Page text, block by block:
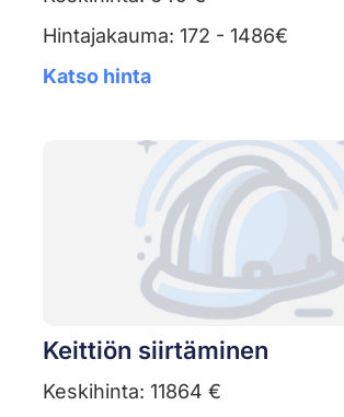
Hintajakauma: 172 - 1486€
Katso hinta
Keittiön siirtäminen
Keskihinta: 11864 €